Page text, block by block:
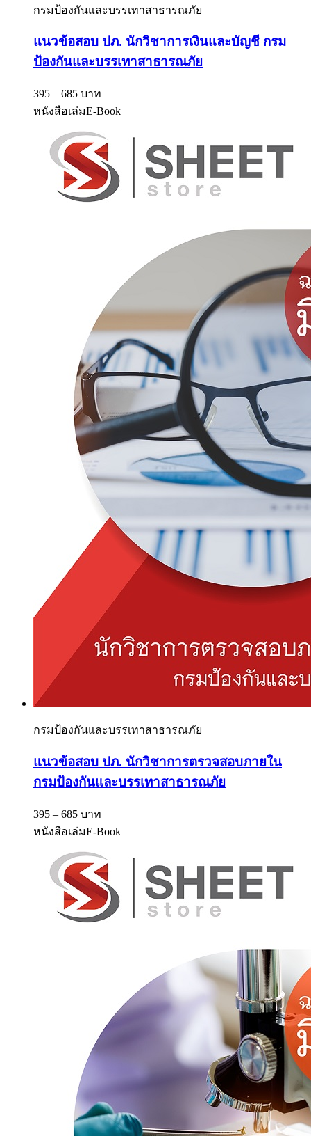
กรมป้องกันและบรรเทาสาธารณภัย
แนวข้อสอบ ปภ. นักวิชาการเงินและบัญชี กรม
ป้องกันและบรรเทาสาธารณภัย
395 – 685 บาท
หนังสือเล่มE-Book
กรมป้องกันและบรรเทาสาธารณภัย
แนวข้อสอบ ปภ. นักวิชาการตรวจสอบภายใน
กรมป้องกันและบรรเทาสาธารณภัย
395 – 685 บาท
หนังสือเล่มE-Book